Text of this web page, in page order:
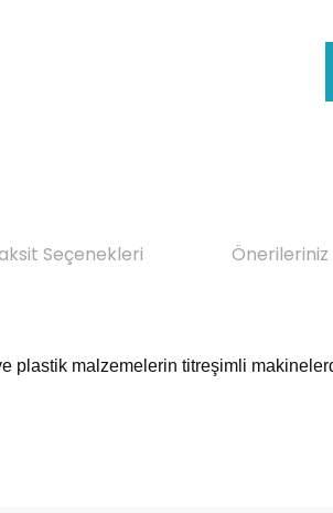
Seçenekleri Önerileriniz
plastik malzemelerin titreşimli